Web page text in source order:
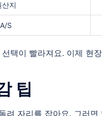
산지
A/S
택이 빨라져요. 이제 현
팁
려 자리를 잡아요. 그러면